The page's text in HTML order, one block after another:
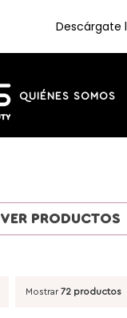
QUIÉNES SOMOS
VER PRODUCTOS
Mostrar72 productos
Descárgate